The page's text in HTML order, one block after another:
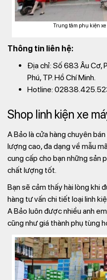
Trung tâm phụ kiện
Thông tin liên hệ:
Địa chỉ: Số 683 Âu Cơ,
Phú, TP. Hồ Chí Minh.
Hotline:
Shop linh kiện xe
A Bảo là cửa hàng chuyên
lượng cao, đa dạng về mẫu
cung cấp cho bạn những sản
chất lượng tốt.
Bạn sẽ cảm thấy hài lòng khi
hàng tư vấn chi tiết loại linh
A Bảo luôn được nhiều anh
cũng như giá thành phụ tùng